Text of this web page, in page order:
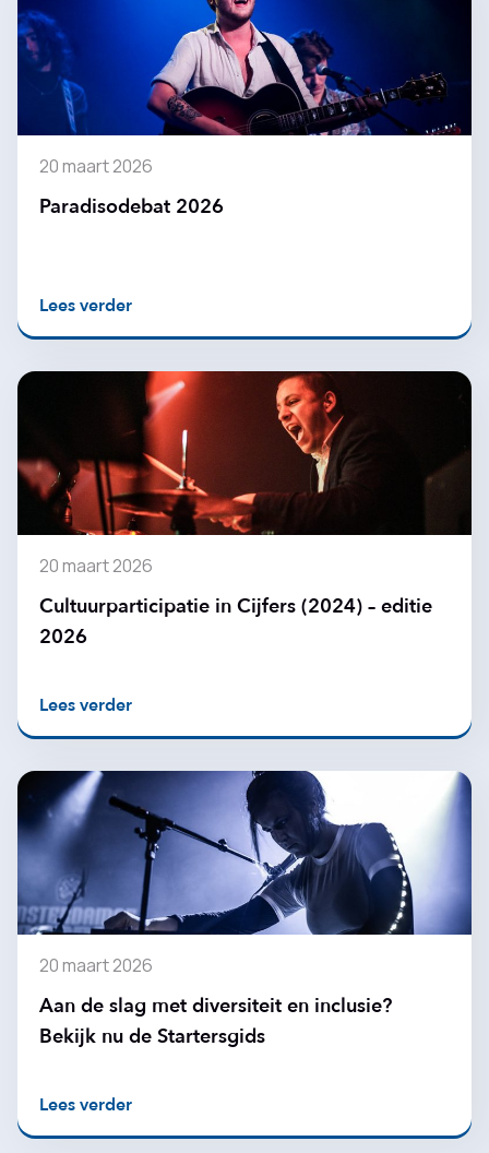
20 maart 2026
Paradisodebat 2026
Lees verder
20 maart 2026
Cultuurparticipatie in Cijfers (2024) – editie
2026
Lees verder
20 maart 2026
Aan de slag met diversiteit en inclusie?
Bekijk nu de Startersgids
Lees verder